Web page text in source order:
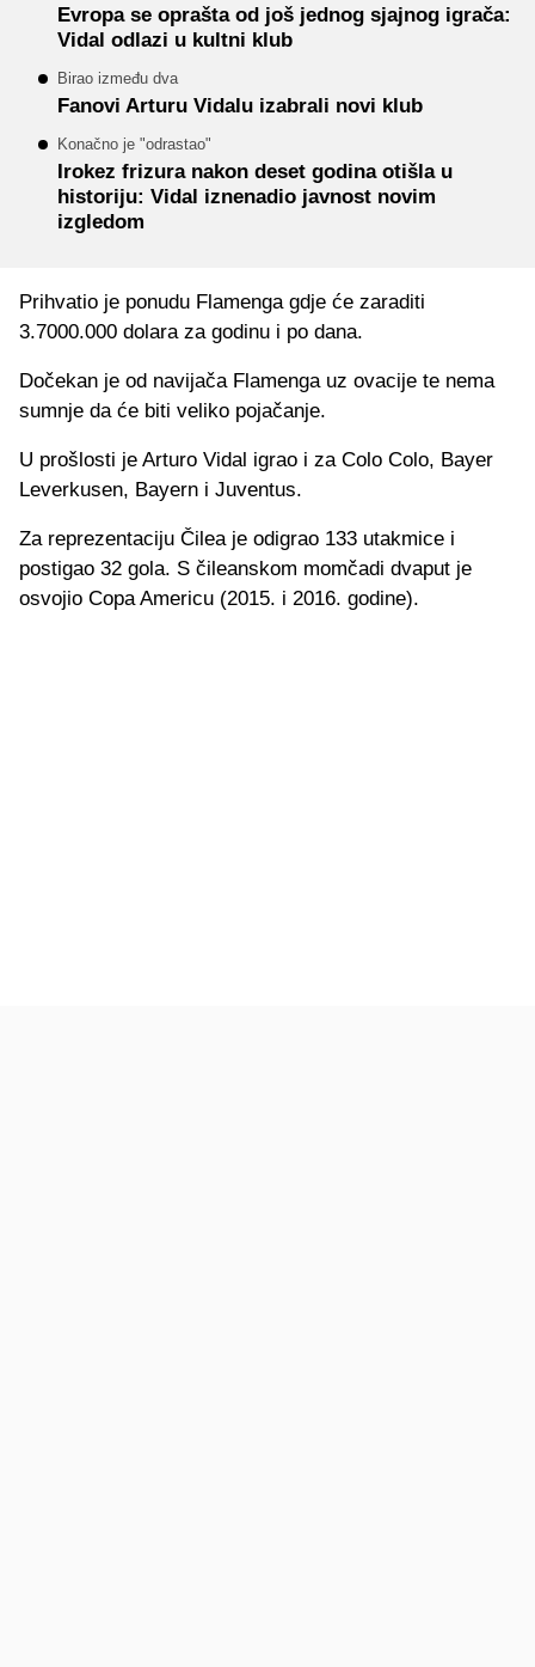
Evropa se oprašta od još jednog sjajnog igrača:
Vidal odlazi u kultni klub
Birao između dva
Fanovi Arturu Vidalu izabrali novi klub
Konačno je "odrastao"
Irokez frizura nakon deset godina otišla u
historiju: Vidal iznenadio javnost novim
izgledom
Prihvatio je ponudu Flamenga gdje će zaraditi
3.7000.000 dolara za godinu i po dana.
Dočekan je od navijača Flamenga uz ovacije te nema
sumnje da će biti veliko pojačanje.
U prošlosti je Arturo Vidal igrao i za Colo Colo, Bayer
Leverkusen, Bayern i Juventus.
Za reprezentaciju Čilea je odigrao 133 utakmice i
postigao 32 gola. S čileanskom momčadi dvaput je
osvojio Copa Americu (2015. i 2016. godine).